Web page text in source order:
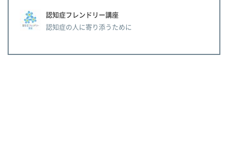
認知症フレンドリー講座
認知症の人に寄り添うために